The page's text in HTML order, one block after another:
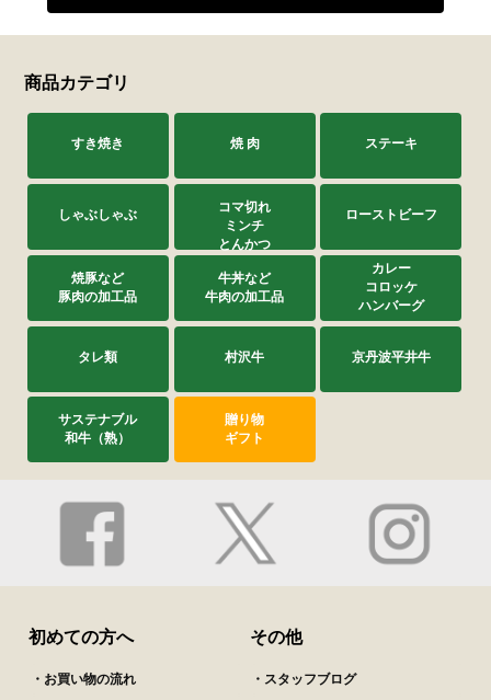
商品カテゴリ
すき焼き 焼 肉 ステーキ
しゃぶしゃぶ
コマ切れ
ミンチ
とんかつ
ローストビーフ
焼豚など
豚肉の加工品
牛丼など
牛肉の加工品
カレー
コロッケ
ハンバーグ
タレ類 村沢牛 京丹波平井牛
サステナブル
和牛（熟）
贈り物
ギフト
初めての方へ
・お買い物の流れ
その他
・スタッフブログ